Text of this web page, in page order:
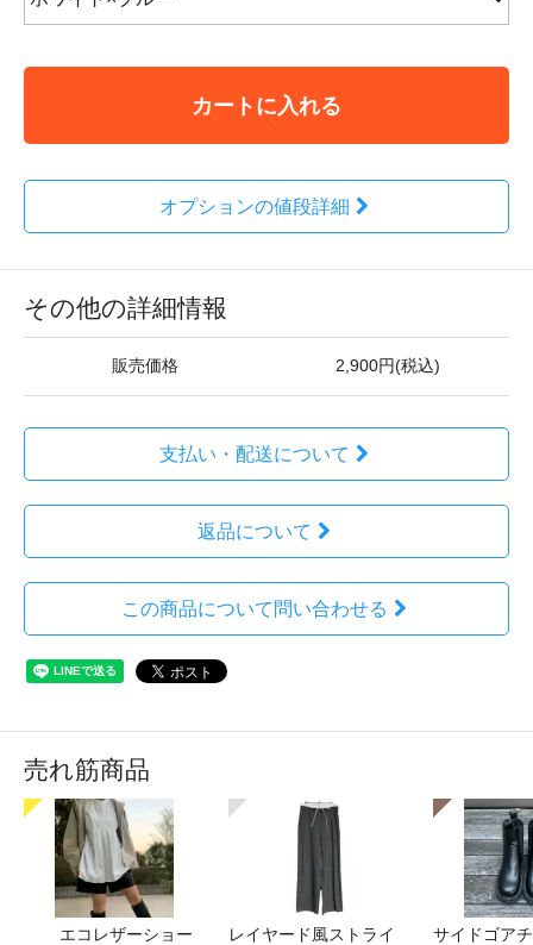
カートに入れる
オプションの値段詳細
その他の詳細情報
販売価格 2,900円(税込)
支払い・配送について
返品について
この商品について問い合わせる
売れ筋商品
エコレザーショー
レイヤード風ストライ
サイドゴア